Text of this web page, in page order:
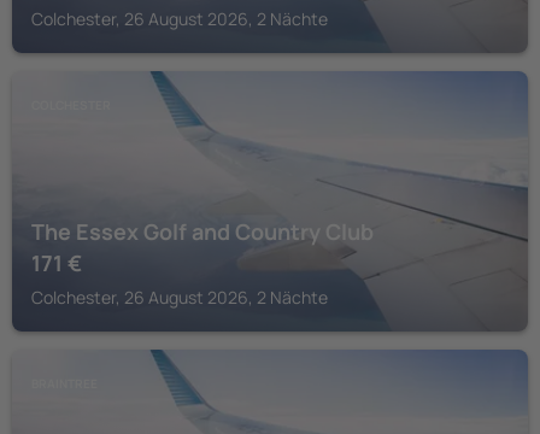
Colchester, 26 August 2026, 2 Nächte
The Essex Golf and Country Club
171 €
Colchester, 26 August 2026, 2 Nächte